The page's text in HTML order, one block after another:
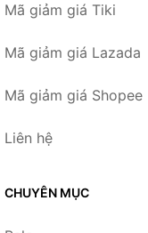
Mã giảm giá Tiki
Mã giảm giá Lazada
Mã giảm giá Shopee
Liên hệ
CHUYÊN MỤC